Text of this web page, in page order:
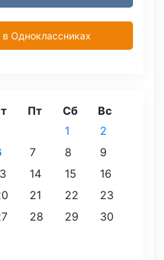
Одноклассниках
Пт Сб Вс
1
2
7 8
9
14 15
16
21 22
23
28 29
30